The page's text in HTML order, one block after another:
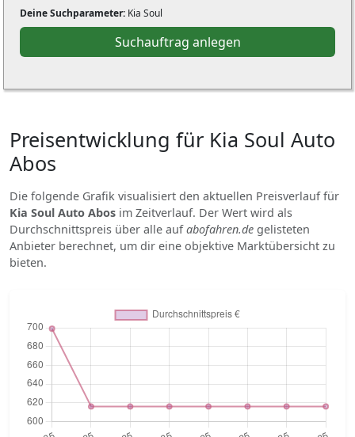
Deine Suchparameter: Kia Soul
Suchauftrag anlegen
Preisentwicklung für Kia Soul Auto
Abos
Die folgende Grafik visualisiert den aktuellen Preisverlauf für
Kia Soul Auto Abos im Zeitverlauf. Der Wert wird als
Durchschnittspreis über alle aufabofahren.de gelisteten
Anbieter berechnet, um dir eine objektive Marktübersicht zu
bieten.